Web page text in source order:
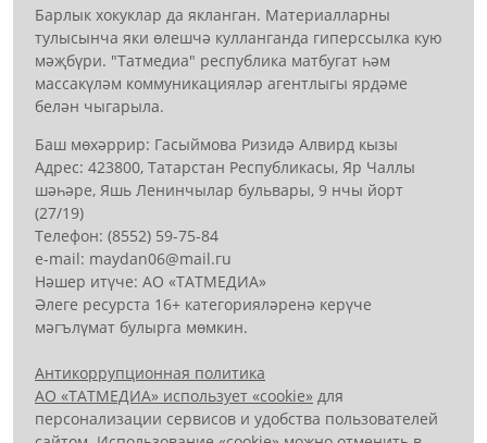
Барлык хокуклар да якланган. Материалларны
тулысынча яки өлешчә кулланганда гиперссылка кую
мәҗбүри. "Татмедиа" республика матбугат һәм
массакүләм коммуникацияләр агентлыгы ярдәме
белән чыгарыла.
Баш мөхәррир: Гасыймова Ризидә Алвирд кызы
Адрес: 423800, Татарстан Республикасы, Яр Чаллы
шәһәре, Яшь Ленинчылар бульвары, 9 нчы йорт
(27/19)
Телефон: (8552) 59-75-84
е-mail: mауdаn06@mail.гu
Нәшер итүче: АО «ТАТМЕДИА»
Әлеге ресурста 16+ категорияләренә керүче
мәгълүмат булырга мөмкин.
Антикоррупционная политика
АО «ТАТМЕДИА» использует «cookie» для
персонализации сервисов и удобства пользователей